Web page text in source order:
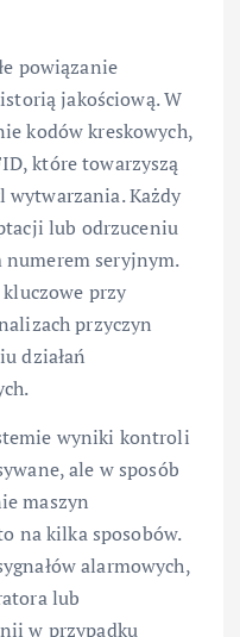
powiązanie
jakościową. W
kodów kreskowych,
które towarzyszą
wytwarzania. Każdy
lub odrzuceniu
seryjnym.
przy
przyczyn
działań
wyniki kontroli
ale w sposób
maszyn
na kilka sposobów.
alarmowych,
lub
w przypadku